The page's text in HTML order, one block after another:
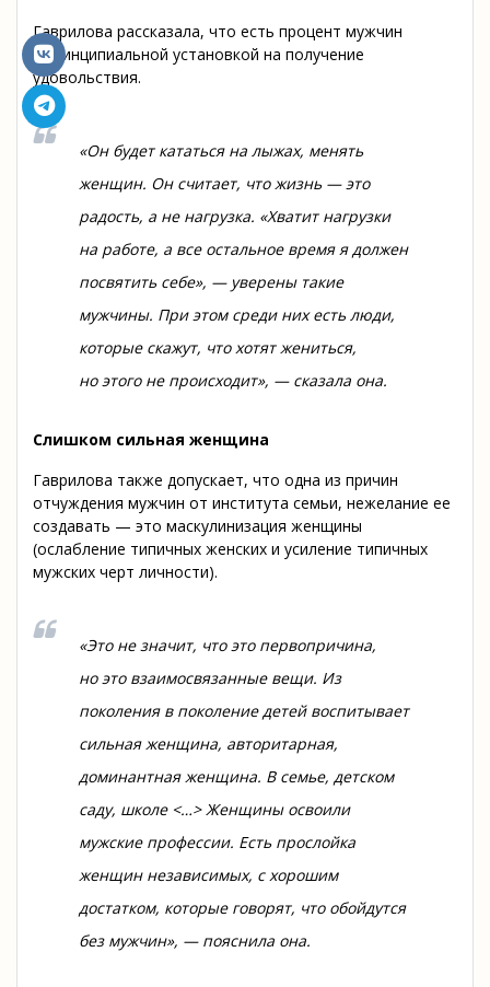
Гаврилова рассказала, что есть процент мужчин
с принципиальной установкой на получение
удовольствия.
«Он будет кататься на лыжах, менять
женщин. Он считает, что жизнь — это
радость, а не нагрузка. «Хватит нагрузки
на работе, а все остальное время я должен
посвятить себе», — уверены такие
мужчины. При этом среди них есть люди,
которые скажут, что хотят жениться,
но этого не происходит», — сказала она.
Слишком сильная женщина
Гаврилова также допускает, что одна из причин
отчуждения мужчин от института семьи, нежелание ее
создавать — это маскулинизация женщины
(ослабление типичных женских и усиление типичных
мужских черт личности).
«Это не значит, что это первопричина,
но это взаимосвязанные вещи. Из
поколения в поколение детей воспитывает
сильная женщина, авторитарная,
доминантная женщина. В семье, детском
саду, школе <…> Женщины освоили
мужские профессии. Есть прослойка
женщин независимых, с хорошим
достатком, которые говорят, что обойдутся
без мужчин», — пояснила она.